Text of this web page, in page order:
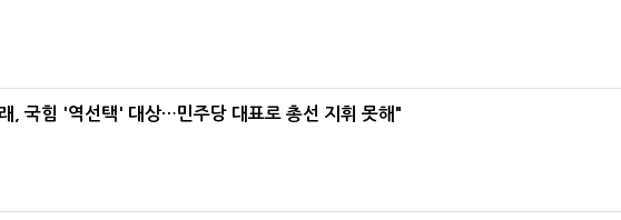
, 국힘 '역선택' 대상…민주당 대표로 총선 지휘 못해"